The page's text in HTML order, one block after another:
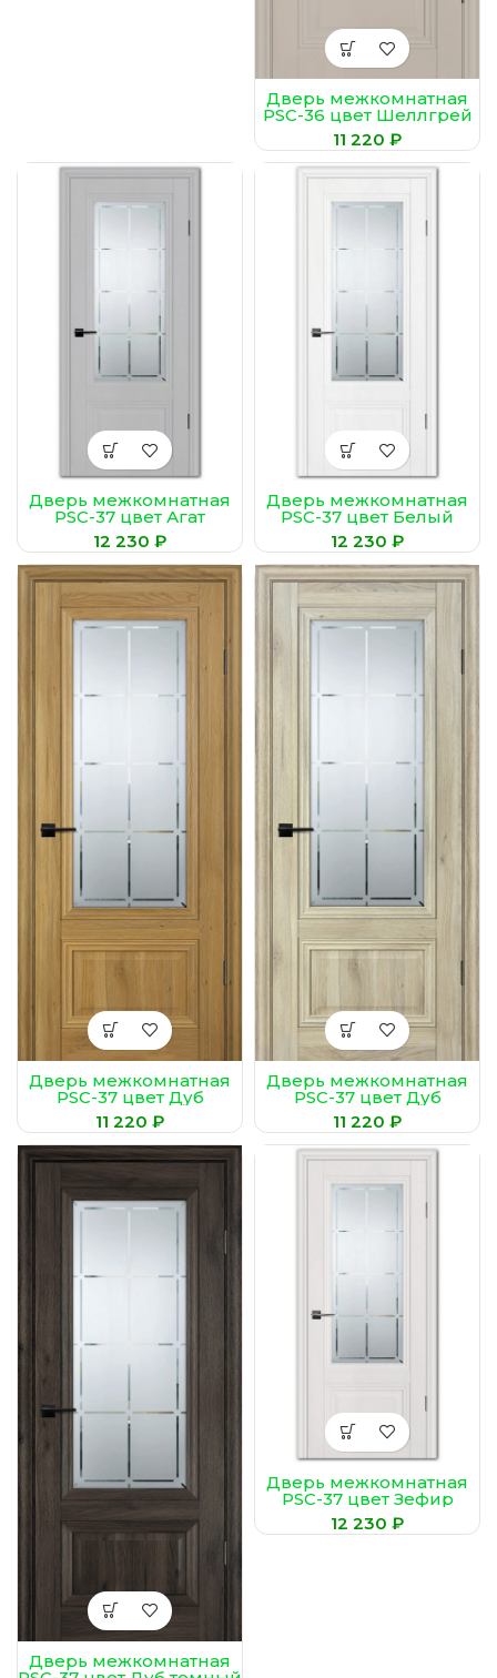
Дверь межкомнатная
PSC-36 цвет Шеллгрей
₽
Дверь межкомнатная
PSC-37 цвет Агат
(Сатинат,
гравированное)
₽
Дверь межкомнатная
PSC-37 цвет Белый
(Сатинат,
гравированное)
₽
Дверь межкомнатная
PSC-37 цвет Дуб
золотистый
₽
Дверь межкомнатная
PSC-37 цвет Дуб
молочный
₽
Дверь межкомнатная
Дверь межкомнатная
PSC-37 цвет Зефир
(Сатинат, худ.
гравировка)
₽